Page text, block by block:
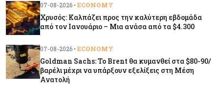
Κόσμος 09-08-2026
Ορμούζ: Το Ιράν «φρενάρει» το άνοιγμα των
Κύπρος 09-08-2026
Δεν τίθεται θέμα (για την ώρα) για τη θαλάσσια
07-08-2026 • ECONOMY
Χρυσός: Καλπάζει προς την καλύτερη εβδομάδα
από τον Ιανουάριο – Μια ανάσα από τα $4.300
07-08-2026 • ECONOMY
Goldman Sachs: Το Brent θα κυμανθεί στα $80-90/
βαρέλι μέχρι να υπάρξουν εξελίξεις στη Μέση
Ανατολή